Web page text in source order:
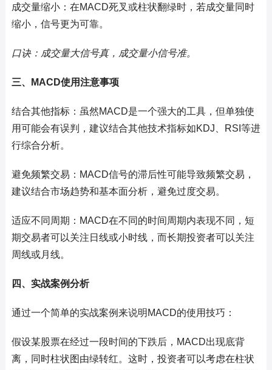
成交量缩小：在MACD死叉或柱状翻绿时，若成交量同时
缩小，信号更为可靠。
口诀：成交量大信号真，成交量小信号准。
三、MACD使用注意事项
结合其他指标：虽然MACD是一个强大的工具，但单独使
用可能会有误判，建议结合其他技术指标如KDJ、RSI等进
行综合分析。
避免频繁交易：MACD信号的滞后性可能导致频繁交易，
建议结合市场趋势和基本面分析，避免过度交易。
适应不同周期：MACD在不同的时间周期内表现不同，短
期交易者可以关注日线或小时线，而长期投资者可以关注
周线或月线。
四、实战案例分析
通过一个简单的实战案例来说明MACD的使用技巧：
假设某股票在经过一段时间的下跌后，MACD出现底背
离，同时柱状图由绿转红。这时，投资者可以考虑在柱状